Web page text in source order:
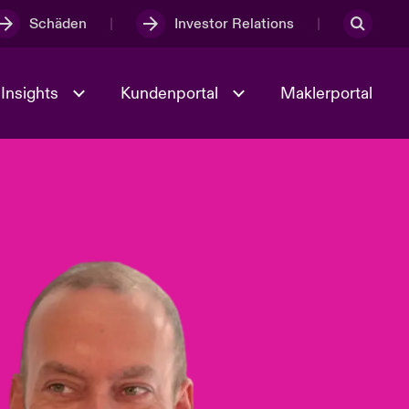
Schäden Investor Relations
Full Spectrum Cyber
Kundenportal Maklerportal